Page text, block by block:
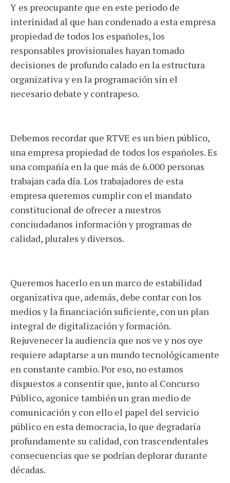
Y es preocupante que en este periodo de
interinidad al que han condenado a esta empresa
propiedad de todos los españoles, los
responsables provisionales hayan tomado
decisiones de profundo calado en la estructura
organizativa y en la programación sin el
necesario debate y contrapeso.
Debemos recordar que RTVE es un bien público,
una empresa propiedad de todos los españoles. Es
una compañía en la que más de 6.000 personas
trabajan cada día. Los trabajadores de esta
empresa queremos cumplir con el mandato
constitucional de ofrecer a nuestros
conciudadanos información y programas de
calidad, plurales y diversos.
Queremos hacerlo en un marco de estabilidad
organizativa que, además, debe contar con los
medios y la financiación suficiente, con un plan
integral de digitalización y formación.
Rejuvenecer la audiencia que nos ve y nos oye
requiere adaptarse a un mundo tecnológicamente
en constante cambio. Por eso, no estamos
dispuestos a consentir que, junto al Concurso
Público, agonice también un gran medio de
comunicación y con ello el papel del servicio
público en esta democracia, lo que degradaría
profundamente su calidad, con trascendentales
consecuencias que se podrían deplorar durante
décadas.